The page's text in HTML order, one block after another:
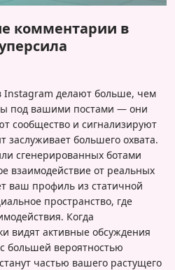
комментарии в
Instagram делают больше, чем
под вашими постами — они
сообщество и сигнализируют
заслуживает большего охвата.
сгенерированных ботами
взаимодействие от реальных
ваш профиль из статичной
пространство, где
Когда
видят активные обсуждения
большей вероятностью
частью вашего растущего